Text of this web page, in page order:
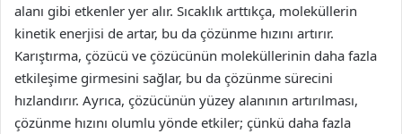
alanı gibi etkenler yer alır. Sıcaklık arttıkça, moleküllerin
kinetik enerjisi de artar, bu da çözünme hızını artırır.
Karıştırma, çözücü ve çözücünün moleküllerinin daha fazla
etkileşime girmesini sağlar, bu da çözünme sürecini
hızlandırır. Ayrıca, çözücünün yüzey alanının artırılması,
çözünme hızını olumlu yönde etkiler; çünkü daha fazla